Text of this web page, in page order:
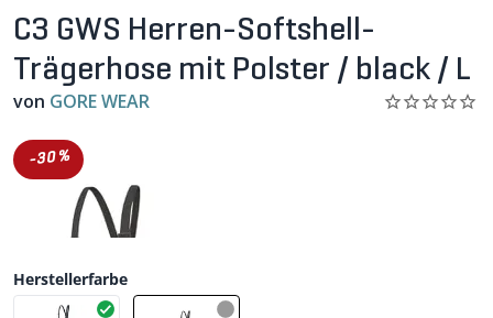
C3 GWS Herren-Softshell-
Trägerhose mit Polster / black / L
von GORE WEAR
-30%
Herstellerfarbe